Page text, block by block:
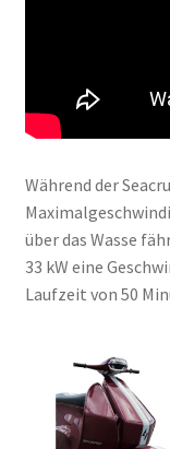
Während der
über das Wasse
33 kW eine
Laufzeit von 50